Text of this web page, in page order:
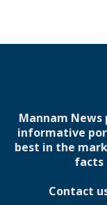
Mannam
informative
best in the
facts
Contact